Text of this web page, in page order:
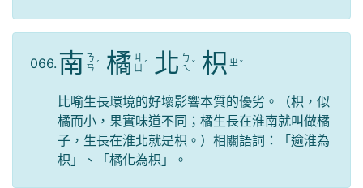
066. 南 ㄋ
ㄢ ˊ 橘 ㄐ
ˊ 北 ㄅ
ㄟ ˇ 枳 ㄓ ˇ
比喻生長環境的好壞影響本質的優劣。（枳，似
橘而小，果實味道不同；橘生長在淮南就叫做橘
子，生長在淮北就是枳。）相關語詞：「逾淮為
枳」、「橘化為枳」。